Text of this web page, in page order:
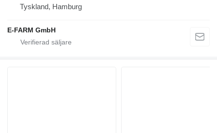
Tyskland, Hamburg
E-FARM GmbH